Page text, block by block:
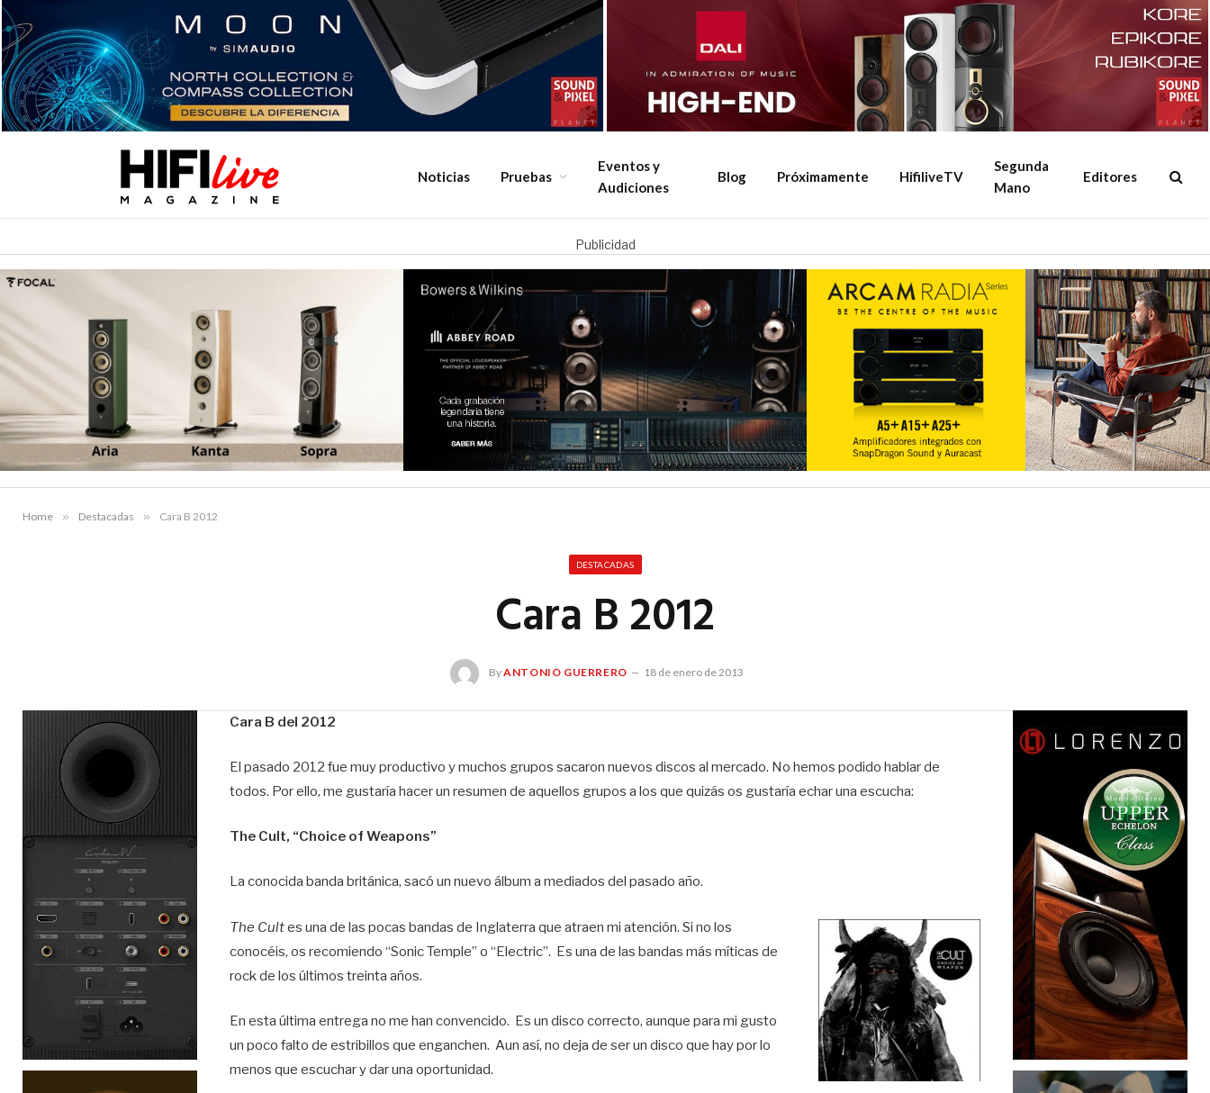
Noticias Pruebas
Eventos y
Audiciones
Blog Próximamente HifiliveTV
Segunda
Mano
Editores
Publicidad
Home » Destacadas » Cara B 2012
DESTACADAS
Cara B 2012
ByANTONIO GUERRERO 18 de enero de 2013
Cara B del 2012
El pasado 2012 fue muy productivo y muchos grupos sacaron nuevos discos al mercado. No hemos podido hablar de
todos. Por ello, me gustaría hacer un resumen de aquellos grupos a los que quizás os gustaría echar una escucha:
The Cult, “Choice of Weapons”
La conocida banda británica, sacó un nuevo álbum a mediados del pasado año.
The Cultes una de las pocas bandas de Inglaterra que atraen mi atención. Si no los
conocéis, os recomiendo “Sonic Temple” o “Electric”. Es una de las bandas más míticas de
rock de los últimos treinta años.
En esta última entrega no me han convencido. Es un disco correcto, aunque para mi gusto
un poco falto de estribillos que enganchen. Aun así, no deja de ser un disco que hay por lo
menos que escuchar y dar una oportunidad.